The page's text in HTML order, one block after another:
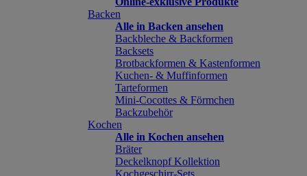
Backen
Alle in Backen ansehen
Backbleche & Backformen
Backsets
Brotbackformen & Kastenformen
Kuchen- & Muffinformen
Tarteformen
Mini-Cocottes & Förmchen
Backzubehör
Kochen
Alle in Kochen ansehen
Bräter
Deckelknopf Kollektion
Kochgeschirr-Sets